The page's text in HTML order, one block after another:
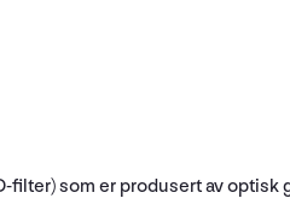
filter) som er produsert av